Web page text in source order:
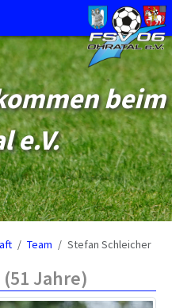
beim
e.V.
Team Stefan Schleicher
(51 Jahre)